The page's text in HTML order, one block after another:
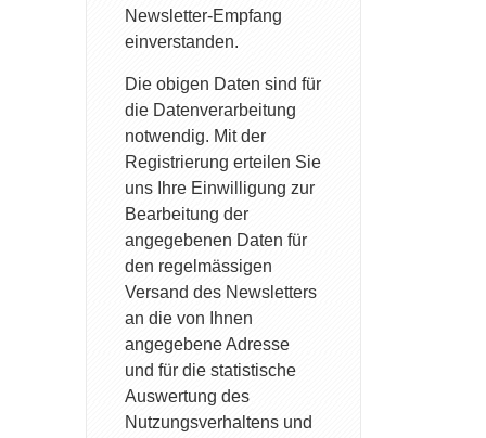
Newsletter-Empfang
einverstanden.
Die obigen Daten sind für
die Datenverarbeitung
notwendig. Mit der
Registrierung erteilen Sie
uns Ihre Einwilligung zur
Bearbeitung der
angegebenen Daten für
den regelmässigen
Versand des Newsletters
an die von Ihnen
angegebene Adresse
und für die statistische
Auswertung des
Nutzungsverhaltens und